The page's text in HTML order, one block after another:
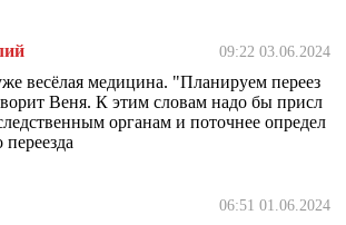
09:22 03.06.2024
весёлая медицина. "Планируем переез
Веня. К этим словам надо бы присл
органам и поточнее определ
переезда
06:51 01.06.2024